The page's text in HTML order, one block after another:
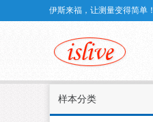
伊斯来福，让测量变得简单！
样本分类